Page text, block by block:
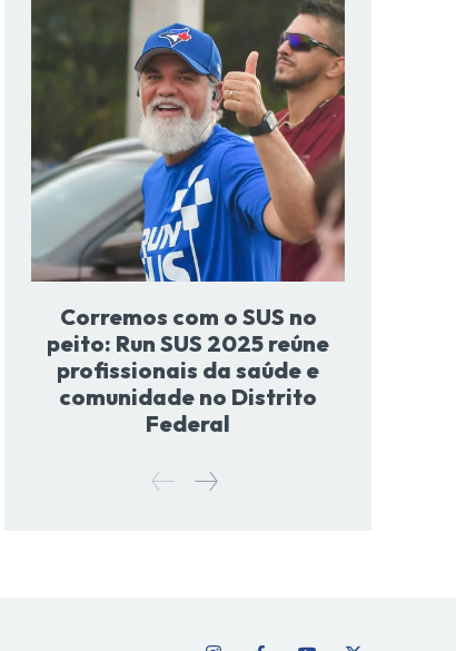
Corremos com o SUS no
peito: Run SUS 2025 reúne
profissionais da saúde e
comunidade no Distrito
Federal